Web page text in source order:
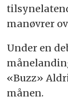
manøvrer
Under en
«Buzz»
månen.